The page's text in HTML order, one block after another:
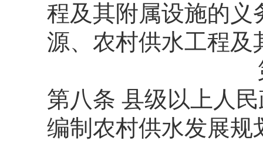
程及其附属设施的义
源、农村供水工程及
第八条 县级以上人
编制农村供水发展规